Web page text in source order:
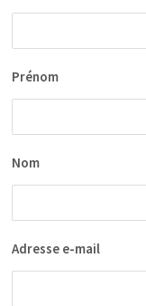
Prénom
Nom
Adresse e-mail